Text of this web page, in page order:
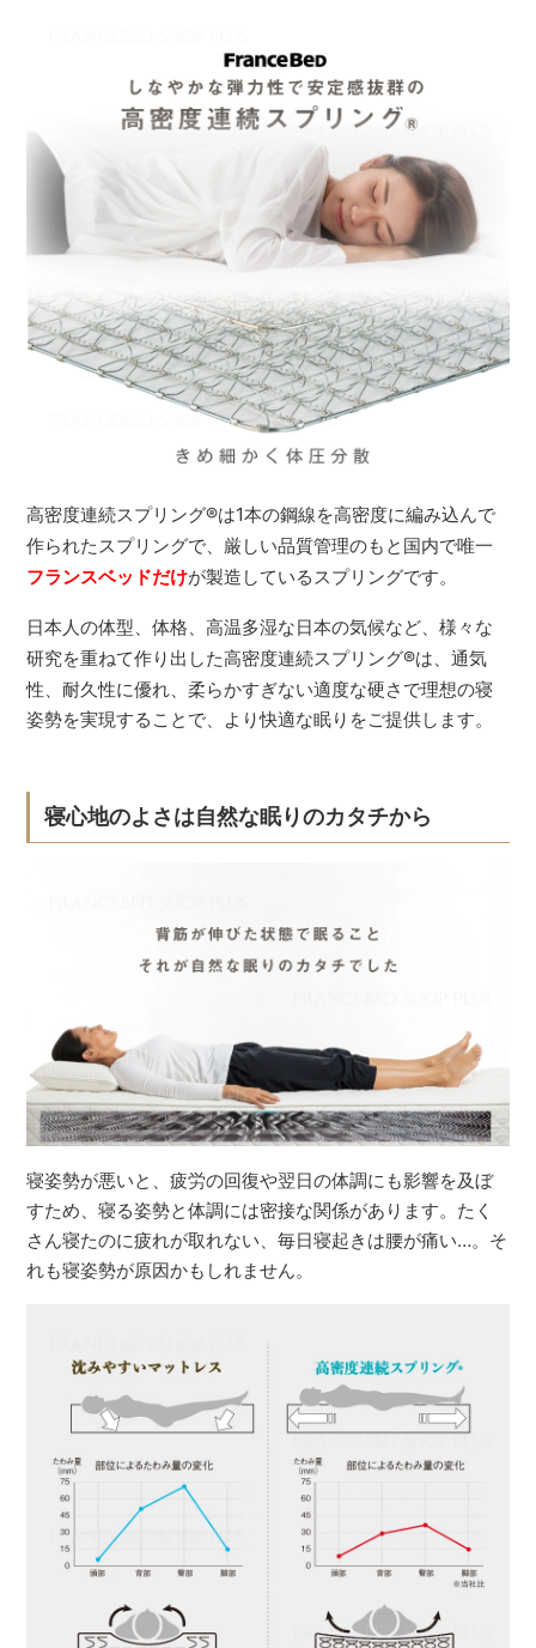
高密度連続スプリング®は1本の鋼線を高密度に編み込んで
作られたスプリングで、厳しい品質管理のもと国内で唯一
フランスベッドだけが製造しているスプリングです。
日本人の体型、体格、高温多湿な日本の気候など、様々な
研究を重ねて作り出した高密度連続スプリング®は、通気
性、耐久性に優れ、柔らかすぎない適度な硬さで理想の寝
姿勢を実現することで、より快適な眠りをご提供します。
寝心地のよさは自然な眠りのカタチから
寝姿勢が悪いと、疲労の回復や翌日の体調にも影響を及ぼ
すため、寝る姿勢と体調には密接な関係があります。たく
さん寝たのに疲れが取れない、毎日寝起きは腰が痛い…。そ
れも寝姿勢が原因かもしれません。